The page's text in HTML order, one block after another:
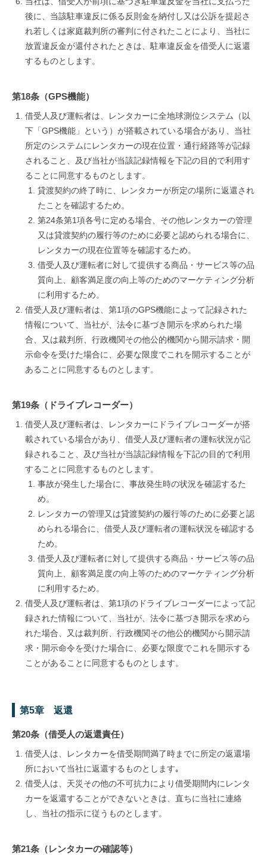
後に、当該駐車違反に係る反則金を納付し又は公訴を提起さ
れ若しくは家庭裁判所の審判に付されたことにより、当社に
放置違反金が還付されたときは、駐車違反金を借受人に返還
するものとします。
第18条（GPS機能）
借受人及び運転者は、レンタカーに全地球測位システム（以
下「GPS機能」という）が搭載されている場合があり、当社
所定のシステムにレンタカーの現在位置・通行経路等が記録
されること、及び当社が当該記録情報を下記の目的で利用す
ることに同意するものとします。
貸渡契約の終了時に、レンタカーが所定の場所に返還され
たことを確認するため。
第24条第1項各号に定める場合、その他レンタカーの管理
又は貸渡契約の履行等のために必要と認められる場合に、
レンタカーの現在位置等を確認するため。
借受人及び運転者に対して提供する商品・サービス等の品
質向上、顧客満足度の向上等のためのマーケティング分析
に利用するため。
借受人及び運転者は、第1項のGPS機能によって記録された
情報について、当社が、法令に基づき開示を求められた場
合、又は裁判所、行政機関その他公的機関から開示請求・開
示命令を受けた場合に、必要な限度でこれを開示することが
あることに同意するものとします。
第19条（ドライブレコーダー）
借受人及び運転者は、レンタカーにドライブレコーダーが搭
載されている場合があり、借受人及び運転者の運転状況が記
録されること、及び当社が当該記録情報を下記の目的で利用
することに同意するものとします。
事故が発生した場合に、事故発生時の状況を確認するた
め。
レンタカーの管理又は貸渡契約の履行等のために必要と認
められる場合に、借受人及び運転者の運転状況を確認する
ため。
借受人及び運転者に対して提供する商品・サービス等の品
質向上、顧客満足度の向上等のためのマーケティング分析
に利用するため。
借受人及び運転者は、第1項のドライブレコーダーによって記
録された情報について、当社が、法令に基づき開示を求めら
れた場合、又は裁判所、行政機関その他公的機関から開示請
求・開示命令を受けた場合に、必要な限度でこれを開示する
ことがあることに同意するものとします。
第5章 返還
第20条（借受人の返還責任）
借受人は、レンタカーを借受期間満了時までに所定の返還場
所において当社に返還するものとします｡
借受人は、天災その他の不可抗力により借受期間内にレンタ
カーを返還することができないときは、直ちに当社に連絡
し、当社の指示に従うものとします。
第21条（レンタカーの確認等）